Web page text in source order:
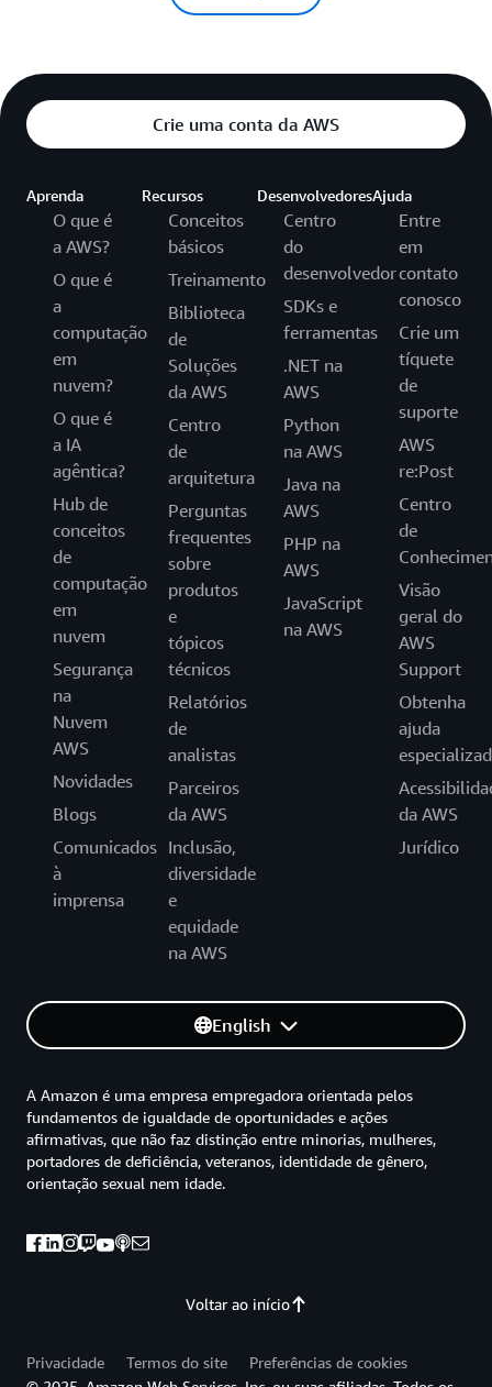
Crie uma conta da AWS
Aprenda
O que é
a AWS?
O que é
a
computação
em
nuvem?
O que é
a IA
agêntica?
Hub de
conceitos
de
computação
em
nuvem
Segurança
na
Nuvem
AWS
Novidades
Blogs
Comunicados
à
imprensa
Recursos
Conceitos
básicos
Treinamento
Biblioteca
de
Soluções
da AWS
Centro
de
arquitetura
Perguntas
frequentes
sobre
produtos
e
tópicos
técnicos
Relatórios
de
analistas
Parceiros
da AWS
Inclusão,
diversidade
e
equidade
na AWS
Desenvolvedores
Centro
do
desenvolvedor
SDKs e
ferramentas
.NET na
AWS
Python
na AWS
Java na
AWS
PHP na
AWS
JavaScript
na AWS
Ajuda
Entre
em
contato
conosco
Crie um
tíquete
de
suporte
AWS
re:Post
Centro
de
Visão
geral do
AWS
Support
Obtenha
ajuda
da AWS
Jurídico
English
Voltar ao início
A Amazon é uma empresa empregadora orientada pelos
fundamentos de igualdade de oportunidades e ações
afirmativas, que não faz distinção entre minorias, mulheres,
portadores de deficiência, veteranos, identidade de gênero,
orientação sexual nem idade.
Privacidade Termos do site
Preferências de cookies